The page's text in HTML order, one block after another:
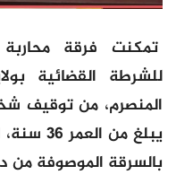
تمكنت فرقة محاربة
للشرطة القضائية
المنصرم، من توقيف
يبلغ
بالسرقة الموصوفة من